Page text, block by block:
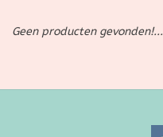
SALE
Geen producten gevonden!...